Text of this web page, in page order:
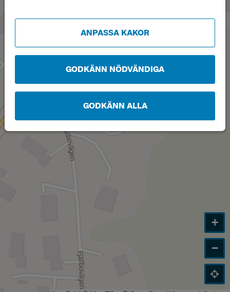
ANPASSA KAKOR
GODKÄNN NÖDVÄNDIGA
GODKÄNN ALLA
+
−